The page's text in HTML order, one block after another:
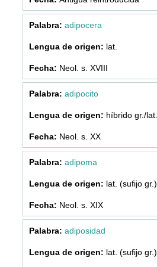
adipocera
lat.
Neol. s. XVIII
adipocito
híbrido gr./lat.
Neol. s. XX
adipoma
lat. (sufijo gr.)
Neol. s. XIX
adiposidad
lat. (sufijo gr.)